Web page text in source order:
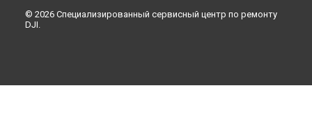
© 2026 Специализированный сервисный центр по ремонту
DJI.